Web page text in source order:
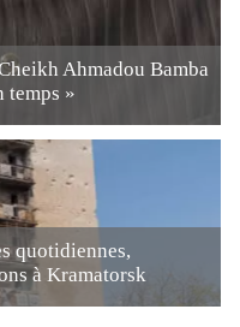
Ahmadou Bamba
temps »
quotidiennes,
à Kramatorsk